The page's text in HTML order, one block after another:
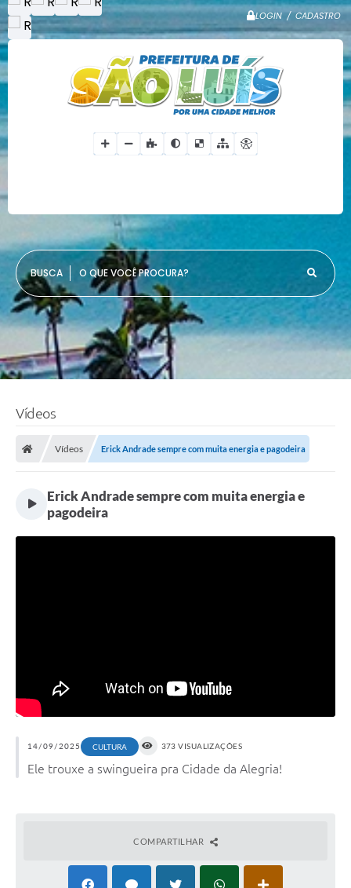
LOGIN / CADASTRO
O QUE VOCÊ PROCURA?
Vídeos
Vídeos Erick Andrade sempre com muita energia e pagodeira ️
Erick Andrade sempre com muita energia e
pagodeira ️
14/09/2025 CULTURA 373 VISUALIZAÇÕES
Ele trouxe a swingueira pra Cidade da Alegria!
COMPARTILHAR